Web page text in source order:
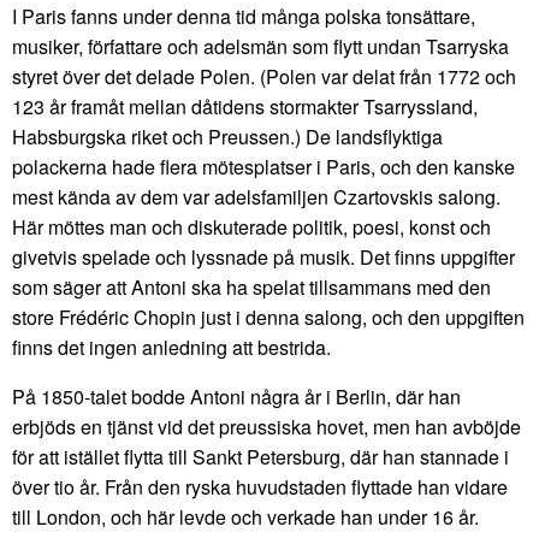
I Paris fanns under denna tid många polska tonsättare,
musiker, författare och adelsmän som flytt undan Tsarryska
styret över det delade Polen. (Polen var delat från 1772 och
123 år framåt mellan dåtidens stormakter Tsarryssland,
Habsburgska riket och Preussen.) De landsflyktiga
polackerna hade flera mötesplatser i Paris, och den kanske
mest kända av dem var adelsfamiljen Czartovskis salong.
Här möttes man och diskuterade politik, poesi, konst och
givetvis spelade och lyssnade på musik. Det finns uppgifter
som säger att Antoni ska ha spelat tillsammans med den
store Frédéric Chopin just i denna salong, och den uppgiften
finns det ingen anledning att bestrida.
På 1850-talet bodde Antoni några år i Berlin, där han
erbjöds en tjänst vid det preussiska hovet, men han avböjde
för att istället flytta till Sankt Petersburg, där han stannade i
över tio år. Från den ryska huvudstaden flyttade han vidare
till London, och här levde och verkade han under 16 år.